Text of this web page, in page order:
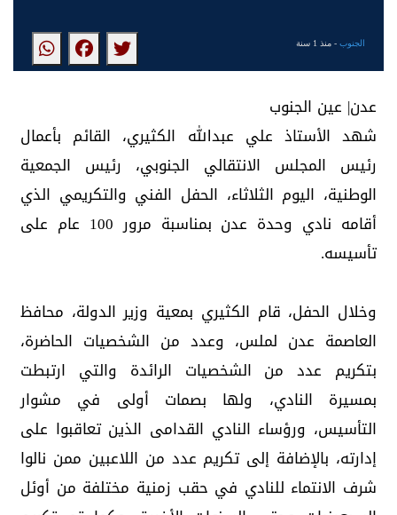
الجنوب- منذ 1 سنة
عدن| عين الجنوب
شهد الأستاذ علي عبدالله الكثيري، القائم بأعمال
رئيس المجلس الانتقالي الجنوبي، رئيس الجمعية
الوطنية، اليوم الثلاثاء، الحفل الفني والتكريمي الذي
أقامه نادي وحدة عدن بمناسبة مرور 100 عام على
تأسيسه.
وخلال الحفل، قام الكثيري بمعية وزير الدولة، محافظ
العاصمة عدن لملس، وعدد من الشخصيات الحاضرة،
بتكريم عدد من الشخصيات الرائدة والتي ارتبطت
بمسيرة النادي، ولها بصمات أولى في مشوار
التأسيس، ورؤساء النادي القدامى الذين تعاقبوا على
إدارته، بالإضافة إلى تكريم عدد من اللاعبين ممن نالوا
شرف الانتماء للنادي في حقب زمنية مختلفة من أوئل